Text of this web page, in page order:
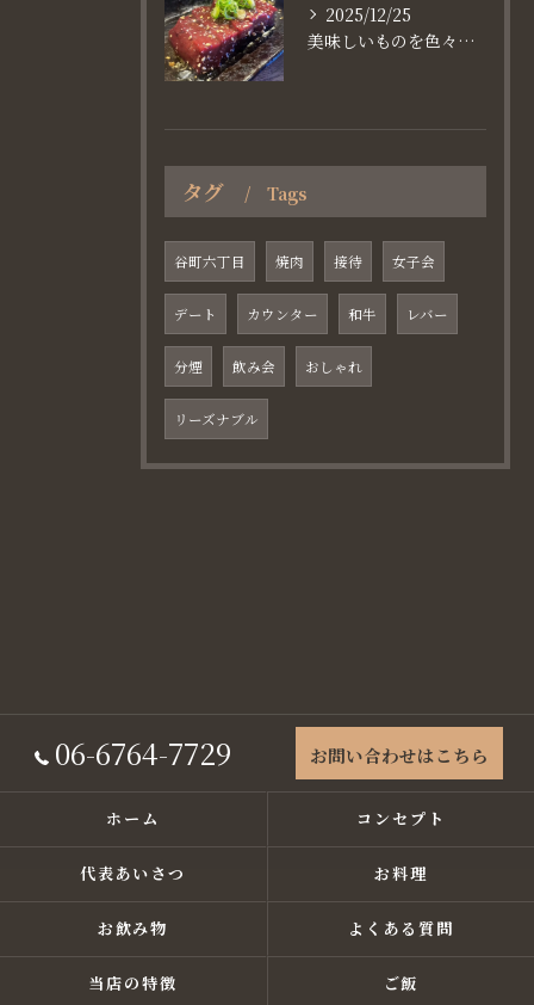
2025/12/25
美味しいものを色々楽しめるのが #お店で焼肉
タグ Tags
谷町六丁目 焼肉 接待 女子会
デート カウンター 和牛 レバー
分煙 飲み会 おしゃれ
リーズナブル
06-6764-7729 お問い合わせはこちら
ホーム コンセプト
代表あいさつ お料理
お飲み物 よくある質問
当店の特徴 ご飯